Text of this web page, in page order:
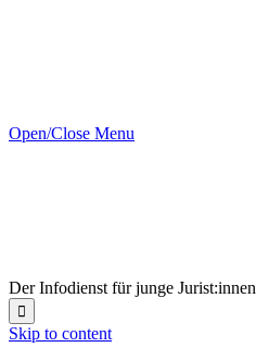
Open/Close Menu
Der Infodienst für junge Jurist:innen

Skip to content